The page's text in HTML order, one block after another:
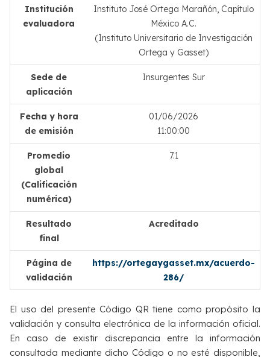
Institución
evaluadora
Instituto José Ortega Marañón, Capítulo
México A.C.
(Instituto Universitario de Investigación
Ortega y Gasset)
Sede de
aplicación
Insurgentes Sur
Fecha y hora
de emisión
01/06/2026
11:00:00
Promedio
global
(Calificación
numérica)
7.1
Resultado
final
Acreditado
Página de
validación
https://ortegaygasset.mx/acuerdo-
286/
El uso del presente Código QR tiene como propósito la
validación y consulta electrónica de la información oficial.
En caso de existir discrepancia entre la información
consultada mediante dicho Código o no esté disponible,